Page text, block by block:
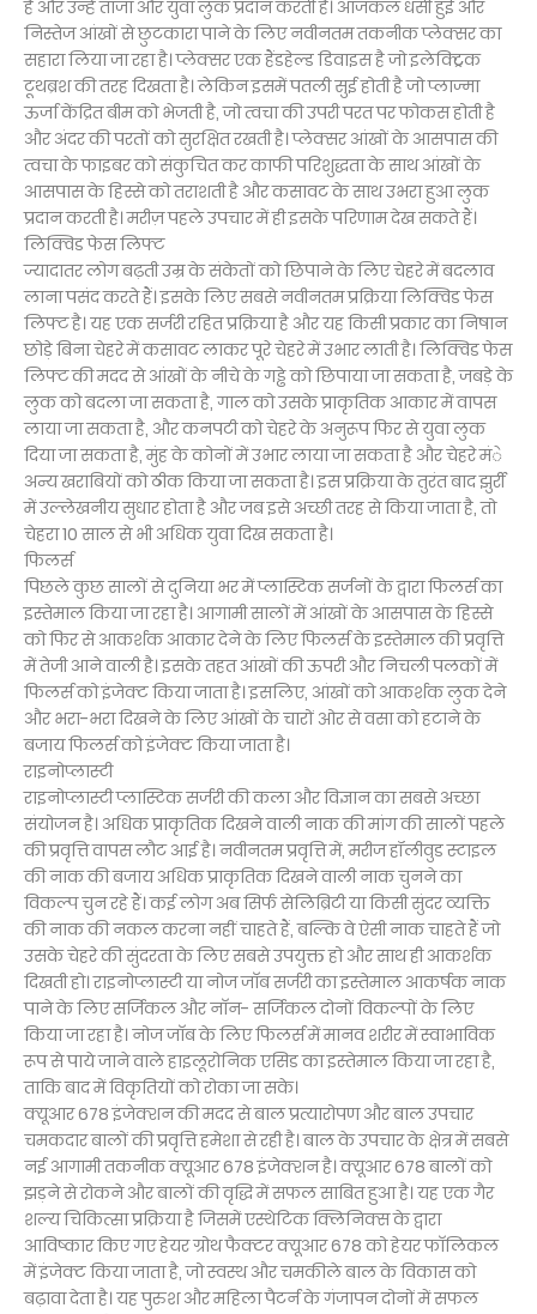
है और उन्हें ताजा और युवा लुक प्रदान करती है। आजकल धंसी हुई और
निस्तेज आंखों से छुटकारा पाने के लिए नवीनतम तकनीक प्लेक्सर का
सहारा लिया जा रहा है। प्लेक्सर एक हैंडहेल्ड डिवाइस है जो इलेक्ट्रिक
टूथब्रश की तरह दिखता है। लेकिन इसमें पतली सुई होती है जो प्लाज्मा
ऊर्जा केंद्रित बीम को भेजती है, जो त्वचा की उपरी परत पर फोकस होती है
और अंदर की परतों को सुरक्षित रखती है। प्लेक्सर आंखों के आसपास की
त्वचा के फाइबर को संकुचित कर काफी परिशुद्धता के साथ आंखों के
आसपास के हिस्से को तराशती है और कसावट के साथ उभरा हुआ लुक
प्रदान करती है। मरीज़ पहले उपचार में ही इसके परिणाम देख सकते हैं।
लिक्विड फेस लिफ्ट
ज्यादातर लोग बढ़ती उम्र के संकेतों को छिपाने के लिए चेहरे में बदलाव
लाना पसंद करते हैं। इसके लिए सबसे नवीनतम प्रक्रिया लिक्विड फेस
लिफ्ट है। यह एक सर्जरी रहित प्रक्रिया है और यह किसी प्रकार का निषान
छोड़े बिना चेहरे में कसावट लाकर पूरे चेहरे में उभार लाती है। लिक्विड फेस
लिफ्ट की मदद से आंखों के नीचे के गड्ढे को छिपाया जा सकता है, जबड़े के
लुक को बदला जा सकता है, गाल को उसके प्राकृतिक आकार में वापस
लाया जा सकता है, और कनपटी को चेहरे के अनुरूप फिर से युवा लुक
दिया जा सकता है, मुंह के कोनों में उभार लाया जा सकता है और चेहरे मंे
अन्य खराबियों को ठीक किया जा सकता है। इस प्रक्रिया के तुरंत बाद झुर्री
में उल्लेखनीय सुधार होता है और जब इसे अच्छी तरह से किया जाता है, तो
चेहरा 10 साल से भी अधिक युवा दिख सकता है।
फिलर्स
पिछले कुछ सालों से दुनिया भर में प्लास्टिक सर्जनों के द्वारा फिलर्स का
इस्तेमाल किया जा रहा है। आगामी सालों में आंखों के आसपास के हिस्से
को फिर से आकर्शक आकार देने के लिए फिलर्स के इस्तेमाल की प्रवृत्ति
में तेजी आने वाली है। इसके तहत आंखों की ऊपरी और निचली पलकों में
फिलर्स को इंजेक्ट किया जाता है। इसलिए, आंखों को आकर्शक लुक देने
और भरा-भरा दिखने के लिए आंखों के चारों ओर से वसा को हटाने के
बजाय फिलर्स को इंजेक्ट किया जाता है।
राइनोप्लास्टी
राइनोप्लास्टी प्लास्टिक सर्जरी की कला और विज्ञान का सबसे अच्छा
संयोजन है। अधिक प्राकृतिक दिखने वाली नाक की मांग की सालों पहले
की प्रवृत्ति वापस लौट आई है। नवीनतम प्रवृत्ति में, मरीज हॉलीवुड स्टाइल
की नाक की बजाय अधिक प्राकृतिक दिखने वाली नाक चुनने का
विकल्प चुन रहे हैं। कई लोग अब सिर्फ सेलिब्रिटी या किसी सुंदर व्यक्ति
की नाक की नकल करना नहीं चाहते हैं, बल्कि वे ऐसी नाक चाहते हैं जो
उसके चेहरे की सुंदरता के लिए सबसे उपयुक्त हो और साथ ही आकर्शक
दिखती हो। राइनोप्लास्टी या नोज जाॅब सर्जरी का इस्तेमाल आकर्षक नाक
पाने के लिए सर्जिकल और नाॅन- सर्जिकल दोनों विकल्पों के लिए
किया जा रहा है। नोज जाॅब के लिए फिलर्स में मानव शरीर में स्वाभाविक
रूप से पाये जाने वाले हाइलूरोनिक एसिड का इस्तेमाल किया जा रहा है,
ताकि बाद में विकृतियों को रोका जा सके।
क्यूआर 678 इंजेक्शन की मदद से बाल प्रत्यारोपण और बाल उपचार
चमकदार बालों की प्रवृत्ति हमेशा से रही है। बाल के उपचार के क्षेत्र में सबसे
नई आगामी तकनीक क्यूआर 678 इंजेक्शन है। क्यूआर 678 बालों को
झड़ने से रोकने और बालों की वृद्धि में सफल साबित हुआ है। यह एक गैर
शल्य चिकित्सा प्रक्रिया है जिसमें एस्थेटिक क्लिनिक्स के द्वारा
आविष्कार किए गए हेयर ग्रोथ फैक्टर क्यूआर 678 को हेयर फाॅलिकल
में इंजेक्ट किया जाता है, जो स्वस्थ और चमकीले बाल के विकास को
बढ़ावा देता है। यह पुरुश और महिला पैटर्न के गंजापन दोनों में सफल